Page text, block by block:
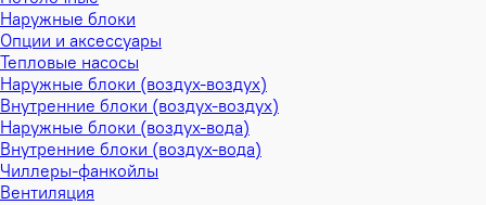
Наружные блоки
Опции и аксессуары
Тепловые насосы
Наружные блоки (воздух-воздух)
Внутренние блоки (воздух-воздух)
Наружные блоки (воздух-вода)
Внутренние блоки (воздух-вода)
Чиллеры-фанкойлы
Вентиляция